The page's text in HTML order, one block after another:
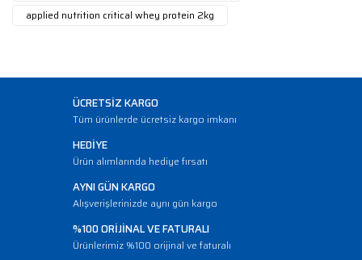
applied nutrition critical whey protein 2kg
ÜCRETSİZ KARGO
Tüm ürünlerde ücretsiz kargo imkanı
HEDİYE
Ürün alımlarında hediye fırsatı
AYNI GÜN KARGO
Alışverişlerinizde aynı gün kargo
%100 ORİJİNAL VE FATURALI
Ürünlerimiz %100 orijinal ve faturalı